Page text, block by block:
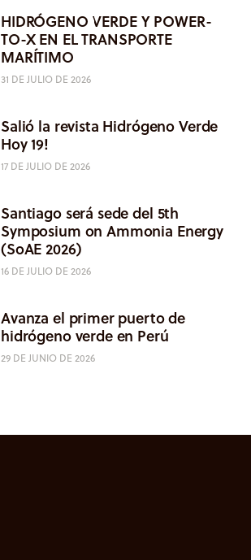
HIDRÓGENO VERDE Y POWER-
TO-X EN EL TRANSPORTE
MARÍTIMO
31 DE JULIO DE 2026
Salió la revista Hidrógeno Verde
Hoy 19!
17 DE JULIO DE 2026
Santiago será sede del 5th
Symposium on Ammonia Energy
(SoAE 2026)
16 DE JULIO DE 2026
Avanza el primer puerto de
hidrógeno verde en Perú
29 DE JUNIO DE 2026